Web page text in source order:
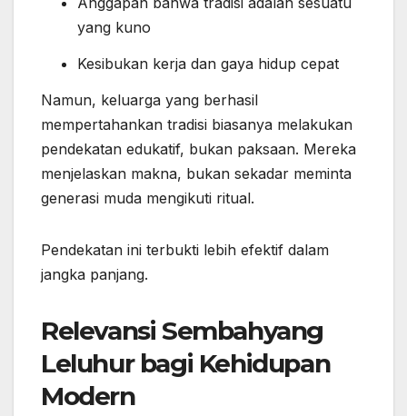
yang kuno
Kesibukan kerja dan gaya hidup cepat
Namun, keluarga yang berhasil
mempertahankan tradisi biasanya melakukan
pendekatan edukatif, bukan paksaan. Mereka
menjelaskan makna, bukan sekadar meminta
generasi muda mengikuti ritual.
Pendekatan ini terbukti lebih efektif dalam
jangka panjang.
Relevansi Sembahyang
Leluhur bagi Kehidupan
Modern